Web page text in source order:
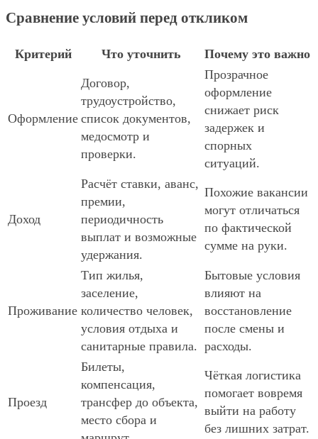
Сравнение условий перед откликом
Критерий Что уточнить Почему это важно
Оформление
Договор,
трудоустройство,
список документов,
медосмотр и
проверки.
Прозрачное
оформление
снижает риск
задержек и
спорных
ситуаций.
Доход
Расчёт ставки, аванс,
премии,
периодичность
выплат и возможные
удержания.
Похожие вакансии
могут отличаться
по фактической
сумме на руки.
Проживание
Тип жилья,
заселение,
количество человек,
условия отдыха и
санитарные правила.
Бытовые условия
влияют на
восстановление
после смены и
расходы.
Проезд
Билеты,
компенсация,
трансфер до объекта,
место сбора и
Чёткая логистика
помогает вовремя
выйти на работу
без лишних затрат.